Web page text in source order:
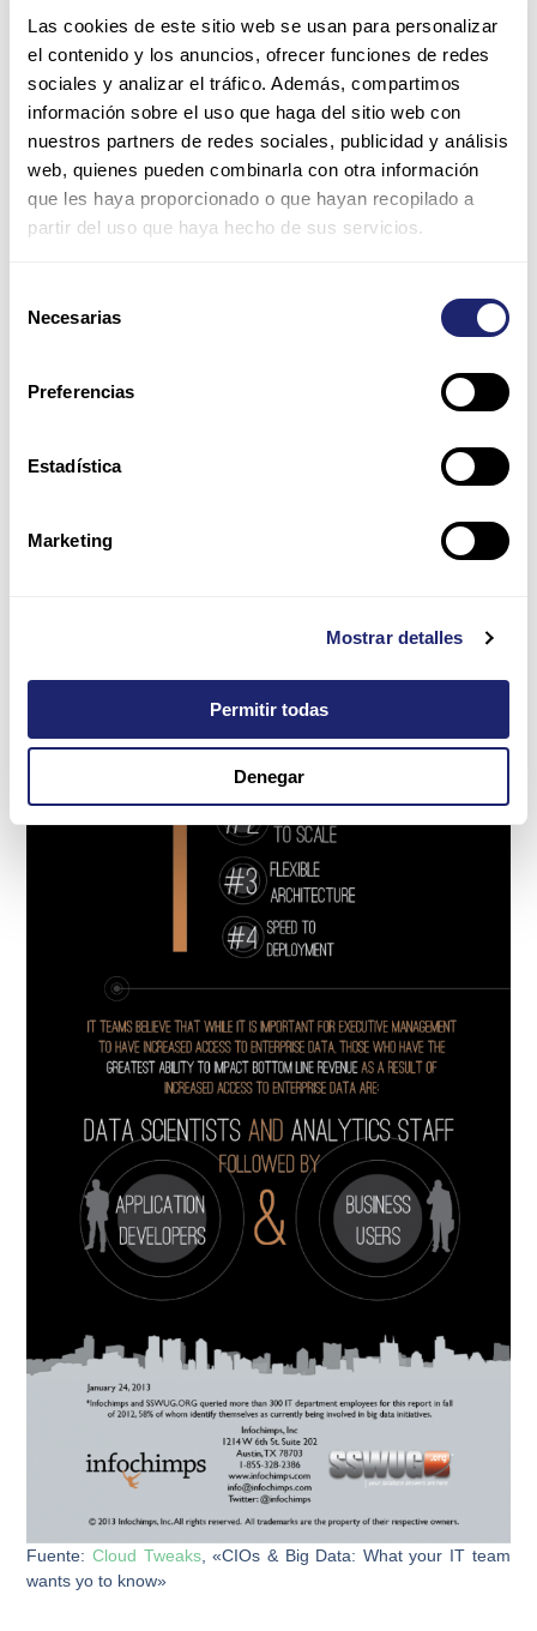
Las cookies de este sitio web se usan para personalizar
el contenido y los anuncios, ofrecer funciones de redes
sociales y analizar el tráfico. Además, compartimos
información sobre el uso que haga del sitio web con
nuestros partners de redes sociales, publicidad y análisis
web, quienes pueden combinarla con otra información
que les haya proporcionado o que hayan recopilado a
partir del uso que haya hecho de sus servicios.
Necesarias
Preferencias
Estadística
Marketing
Mostrar detalles
Permitir todas
Denegar
Fuente:Cloud Tweaks, «CIOs & Big Data: What your IT team
wants yo to know»